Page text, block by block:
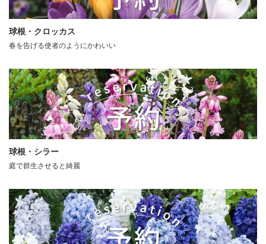
球根・クロッカス
春を告げる使者のようにかわいい
球根・シラー
庭で群生させると綺麗